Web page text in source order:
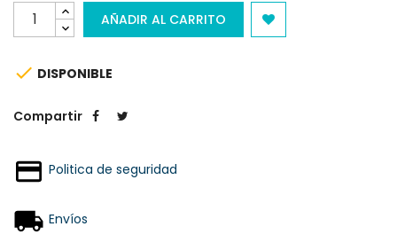
AÑADIR AL CARRITO
 DISPONIBLE
Compartir
Politica de seguridad
Envíos